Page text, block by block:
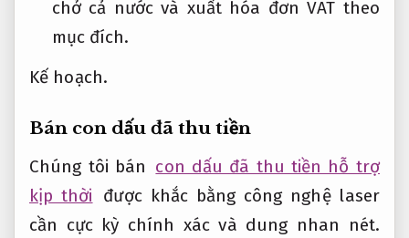
chở cả nước và xuất hóa đơn VAT theo
mục đích.
Kế hoạch.
Bán con dấu đã thu tiền
Chúng tôi bán con dấu đã thu tiền hỗ trợ
kịp thời
được khắc bằng công nghệ laser
cần cực kỳ chính xác và dung nhan nét.